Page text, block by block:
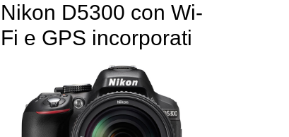
Nikon D5300 con Wi-
Fi e GPS incorporati